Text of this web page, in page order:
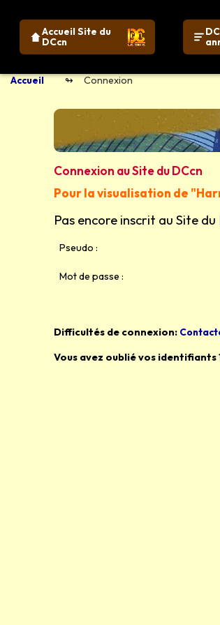
Accueil Connexion
Accueil Site du
DCcn
Connexion au Site du DCcn
Pour la visualisation de
Pas encore inscrit au Site du
Pseudo :
Mot de passe :
Difficultés de connexion:
Vous avez oublié vos identifiants